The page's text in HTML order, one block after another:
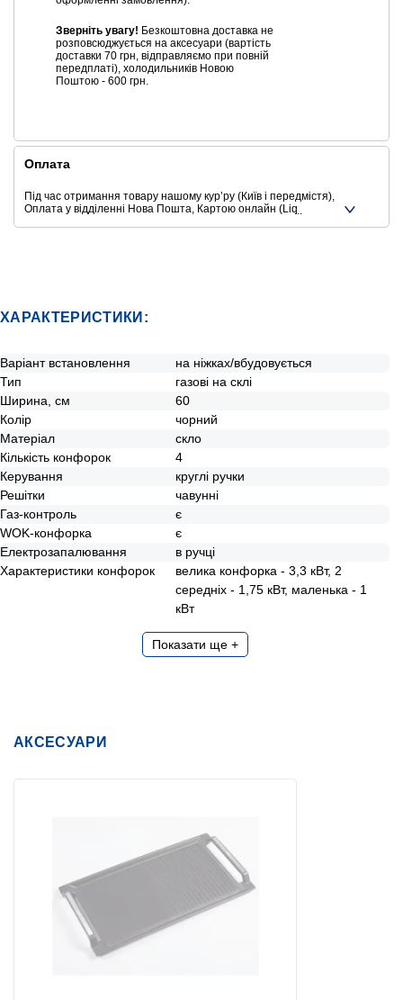
Зверніть увагу! Безкоштовна доставка не
розповсюджується на аксесуари (вартість
доставки 70 грн, відправляємо при повній
передплаті), холодильників Новою
Поштою - 600 грн.
Оплата
Під час отримання товару нашому курʼру (Київ і передмістя),
Оплата у відділенні Нова Пошта, Картою онлайн (Liqpay,
ХАРАКТЕРИСТИКИ:
Варіант встановлення
на ніжках/вбудовується
Тип
газові на склі
Ширина, см
60
Колір
чорний
Матеріал
скло
Кількість конфорок
4
Керування
круглі ручки
Решітки
чавунні
Газ-контроль
є
WOK-конфорка
є
Електрозапалювання
в ручці
Характеристики конфорок
велика конфорка - 3,3 кВт, 2
середніх - 1,75 кВт, маленька - 1
кВт
Показати ще +
АКСЕСУАРИ